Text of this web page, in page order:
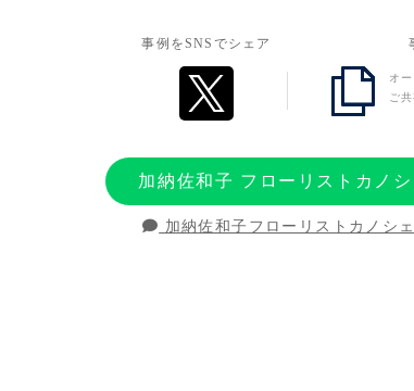
事例をSNSでシェア
オ
ご
加納佐和子 フローリストカノ
加納佐和子フローリストカノシ